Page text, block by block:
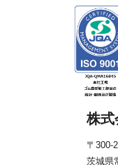
株式
〒300-
茨城県